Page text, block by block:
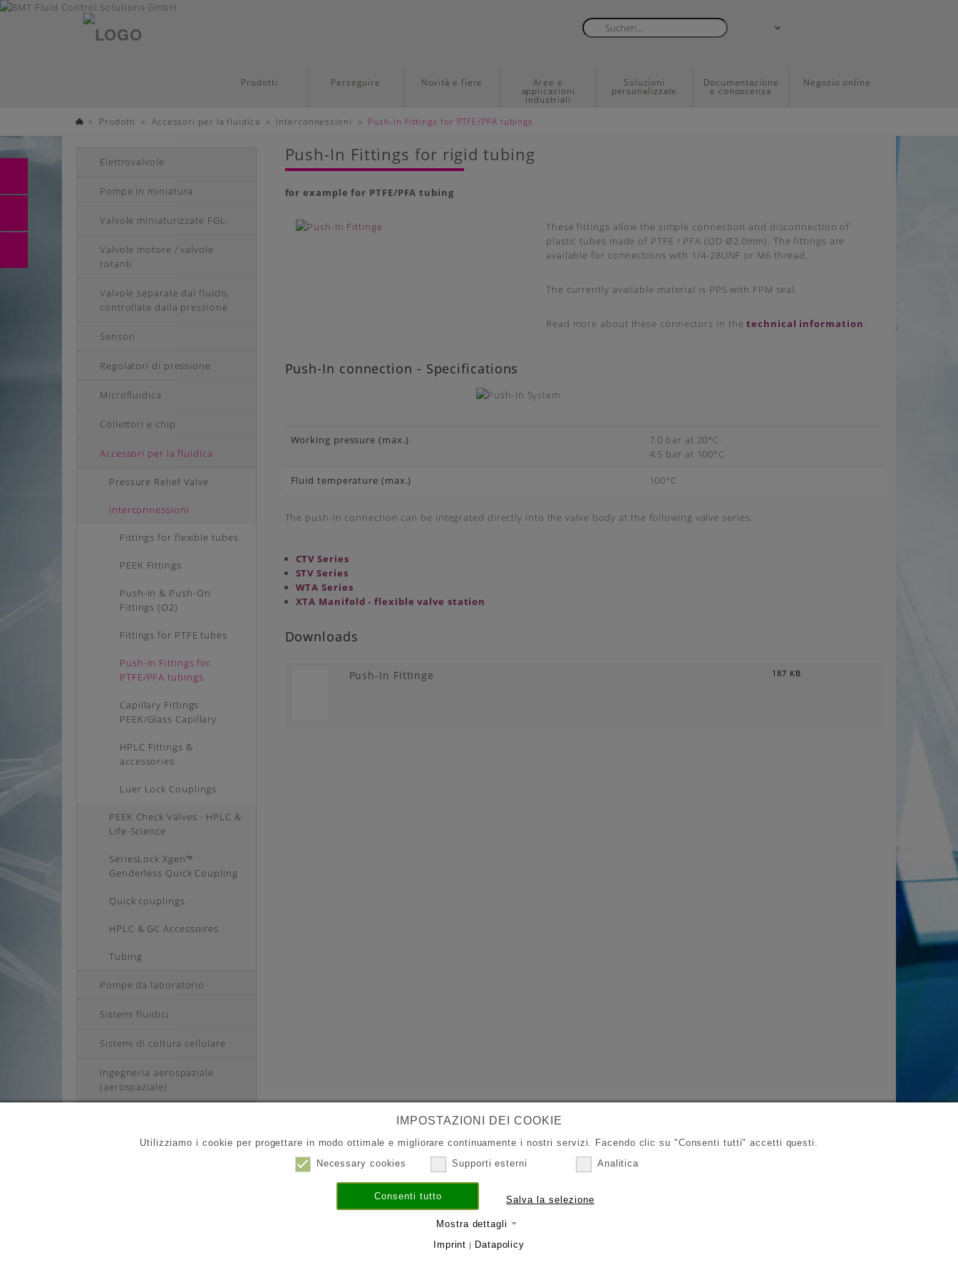
Prodotti Perseguire Novità e fiere Aree e
applicazioni
industriali
Soluzioni
personalizzate
Documentazione
e conoscenza
Negozio online
gruppi
Control
» Prodotti » Accessori per la fluidica » Interconnessioni » Push-In Fittings for PTFE/PFA tubings
Elettrovalvole
Pompe in miniatura
Valvole miniaturizzate FGL
Valvole motore / valvole
rotanti
Valvole separate dal fluido,
controllate dalla pressione
Sensori
Regolatori di pressione
Microfluidica
Collettori e chip
Accessori per la fluidica
Pressure Relief Valve
Interconnessioni
Fittings for flexible tubes
PEEK Fittings
Push-In & Push-On
Fittings (O2)
Fittings for PTFE tubes
Push-In Fittings for
PTFE/PFA tubings
Capillary Fittings
PEEK/Glass Capillary
HPLC Fittings &
accessories
Luer Lock Couplings
PEEK Check Valves - HPLC &
Life-Science
SeriesLock Xgen™
Genderless Quick Coupling
Quick couplings
HPLC & GC Accessoires
Tubing
Pompe da laboratorio
Sistemi fluidici
Sistemi di coltura cellulare
Ingegneria aerospaziale
(aerospaziale)
Push-In Fittings for rigid tubing
for example for PTFE/PFA tubing
These fittings allow the simple connection and disconnection of
plastic tubes made of PTFE / PFA (OD Ø2.0mm). The fittings are
available for connections with 1/4-28UNF or M6 thread.
The currently available material is PPS with FPM seal.
Read more about these connectors in thetechnical information.
Push-In connection - Specifications
Working pressure (max.)
7.0 bar at 20°C.
4.5 bar at 100°C
Fluid temperature (max.) 100°C
The push-in connection can be integrated directly into the valve body at the following valve series:
CTV Series
STV Series
WTA Series
XTA Manifold - flexible valve station
Downloads
Push-In Fittinge 187 KB
IMPOSTAZIONI DEI COOKIE
Utilizziamo i cookie per progettare in modo ottimale e migliorare continuamente i nostri servizi. Facendo clic su "Consenti tutti" accetti questi.
Necessary cookies
Supporti esterni Analitica
Consenti tutto Salva la selezione
Mostra dettagli
Imprint | Datapolicy